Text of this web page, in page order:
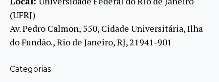
(UFRJ)
Av. Pedro Calmon, 550, Cidade Universitária, Ilha
do Fundão., Rio de Janeiro, RJ, 21941-901
Categorias